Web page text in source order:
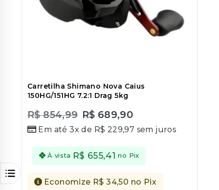
Carretilha Shimano Nova Caius
150HG/151HG 7.2:1 Drag 5kg
out
R$854,99 R$ 689,90
Em até 3x de R$ 229,97 sem juros
À vista R$ 655,41 no Pix
Economize R$34,50 no Pix